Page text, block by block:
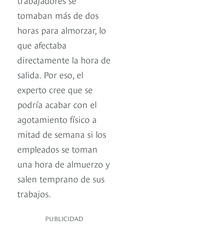
tomaban más de dos
horas para almorzar, lo
que afectaba
directamente la hora de
salida. Por eso, el
experto cree que se
podría acabar con el
agotamiento físico a
mitad de semana si los
empleados se toman
una hora de almuerzo y
salen temprano de sus
trabajos.
PUBLICIDAD